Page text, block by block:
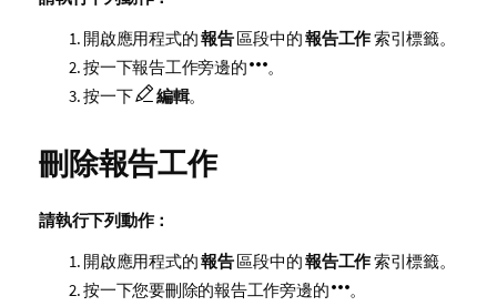
開啟應用程式的報告區段中的報告工作索引標籤。
按一下報告工作旁邊的
。
按一下
編輯。
刪除報告工作
請執行下列動作：
開啟應用程式的報告區段中的報告工作索引標籤。
按一下您要刪除的報告工作旁邊的
。